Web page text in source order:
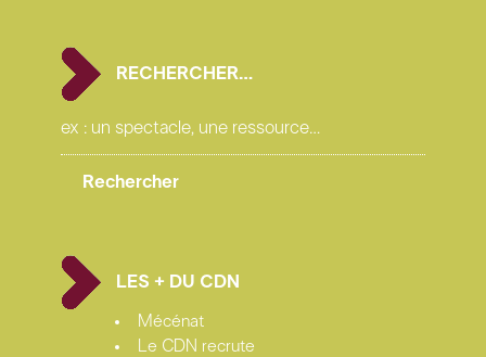
RECHERCHER…
LES + DU CDN
Mécénat
Le CDN recrute